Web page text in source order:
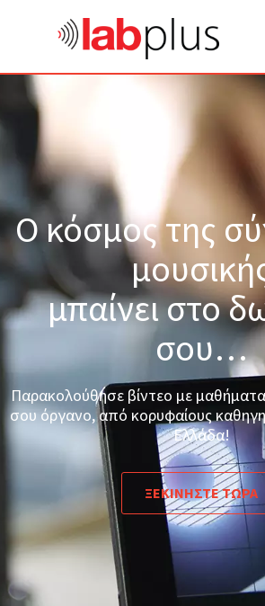
Ο κόσμος της
μπαίνει στο
σου…
Παρακολούθησε βίντεο με
σου όργανο, από κορυφαίους
Ελλάδα!
ΞΕΚΙΝΗΣΤΕ ΤΩΡΑ